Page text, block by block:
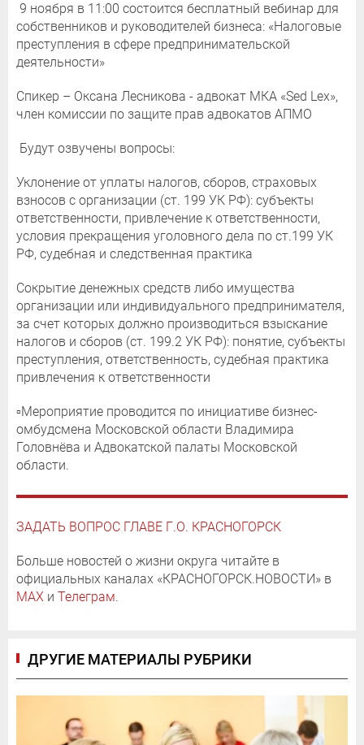
9 ноября в 11:00 состоится бесплатный вебинар для
собственников и руководителей бизнеса: «Налоговые
преступления в сфере предпринимательской
деятельности»
Спикер – Оксана Лесникова - адвокат МКА «Sed Lex»,
член комиссии по защите прав адвокатов АПМО
Будут озвучены вопросы:
Уклонение от уплаты налогов, сборов, страховых
взносов с организации (ст. 199 УК РФ): субъекты
ответственности, привлечение к ответственности,
условия прекращения уголовного дела по ст.199 УК
РФ, судебная и следственная практика
Сокрытие денежных средств либо имущества
организации или индивидуального предпринимателя,
за счет которых должно производиться взыскание
налогов и сборов (ст. 199.2 УК РФ): понятие, субъекты
преступления, ответственность, судебная практика
привлечения к ответственности
▫️Мероприятие проводится по инициативе бизнес-
омбудсмена Московской области Владимира
Головнёва и Адвокатской палаты Московской
области.
ЗАДАТЬ ВОПРОС ГЛАВЕ Г.О. КРАСНОГОРСК
Больше новостей о жизни округа читайте в
официальных каналах «КРАСНОГОРСК.НОВОСТИ» в
MAX и Телеграм.
ДРУГИЕ МАТЕРИАЛЫ РУБРИКИ